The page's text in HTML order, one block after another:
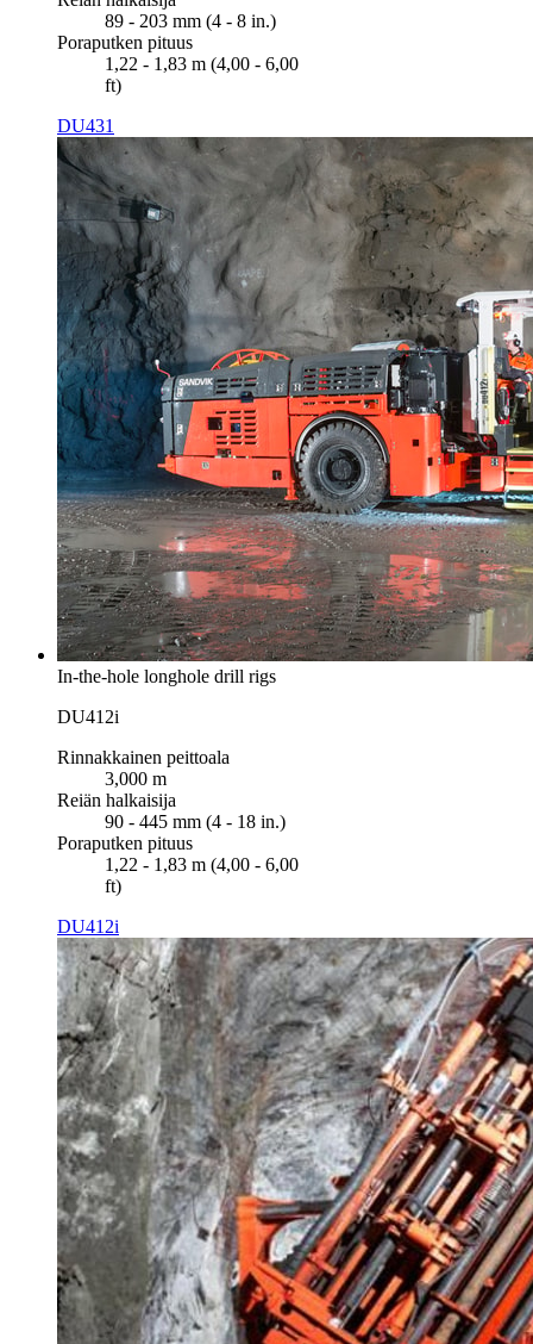
89 - 203 mm (4 - 8 in.)
Poraputken pituus
1,22 - 1,83 m (4,00 - 6,00
ft)
DU431
In-the-hole longhole drill rigs
DU412i
Rinnakkainen peittoala
3,000 m
Reiän halkaisija
90 - 445 mm (4 - 18 in.)
Poraputken pituus
1,22 - 1,83 m (4,00 - 6,00
ft)
DU412i